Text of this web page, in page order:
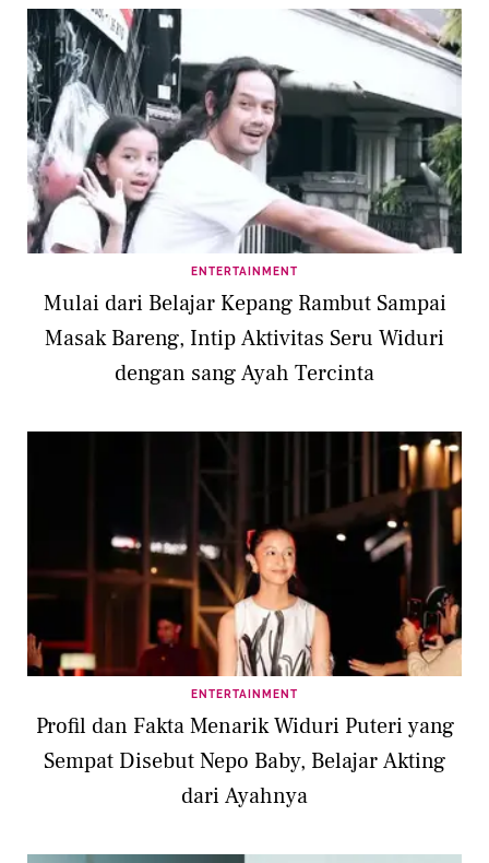
ENTERTAINMENT
Mulai dari Belajar Kepang Rambut Sampai
Masak Bareng, Intip Aktivitas Seru Widuri
dengan sang Ayah Tercinta
ENTERTAINMENT
Profil dan Fakta Menarik Widuri Puteri yang
Sempat Disebut Nepo Baby, Belajar Akting
dari Ayahnya